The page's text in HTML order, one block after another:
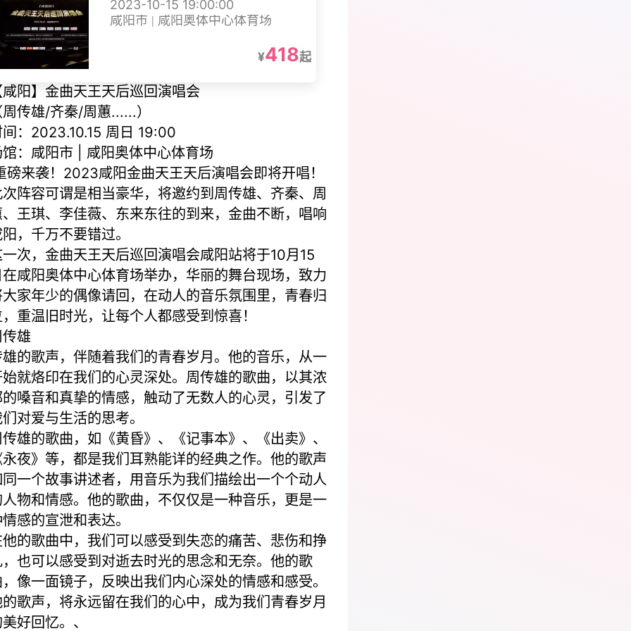
2023-10-15 19:00:00
咸阳市 | 咸阳奥体中心体育场
¥418起
阳】金曲天王天后巡回演唱会
传雄/齐秦/周蕙......）
：2023.10.15 周日 19:00
：咸阳市 | 咸阳奥体中心体育场
来袭！2023咸阳金曲天王天后演唱会即将开唱！
阵容可谓是相当豪华，将邀约到周传雄、齐秦、周
王琪、李佳薇、东来东往的到来，金曲不断，唱响
，千万不要错过。
次，金曲天王天后巡回演唱会咸阳站将于10月15
咸阳奥体中心体育场举办，华丽的舞台现场，致力
家年少的偶像请回，在动人的音乐氛围里，青春归
重温旧时光，让每个人都感受到惊喜！
雄
的歌声，伴随着我们的青春岁月。他的音乐，从一
就烙印在我们的心灵深处。周传雄的歌曲，以其浓
嗓音和真挚的情感，触动了无数人的心灵，引发了
对爱与生活的思考。
雄的歌曲，如《黄昏》、《记事本》、《出卖》、
夜》等，都是我们耳熟能详的经典之作。他的歌声
一个故事讲述者，用音乐为我们描绘出一个个动人
物和情感。他的歌曲，不仅仅是一种音乐，更是一
感的宣泄和表达。
的歌曲中，我们可以感受到失恋的痛苦、悲伤和挣
也可以感受到对逝去时光的思念和无奈。他的歌
像一面镜子，反映出我们内心深处的情感和感受。
歌声，将永远留在我们的心中，成为我们青春岁月
好回忆。、